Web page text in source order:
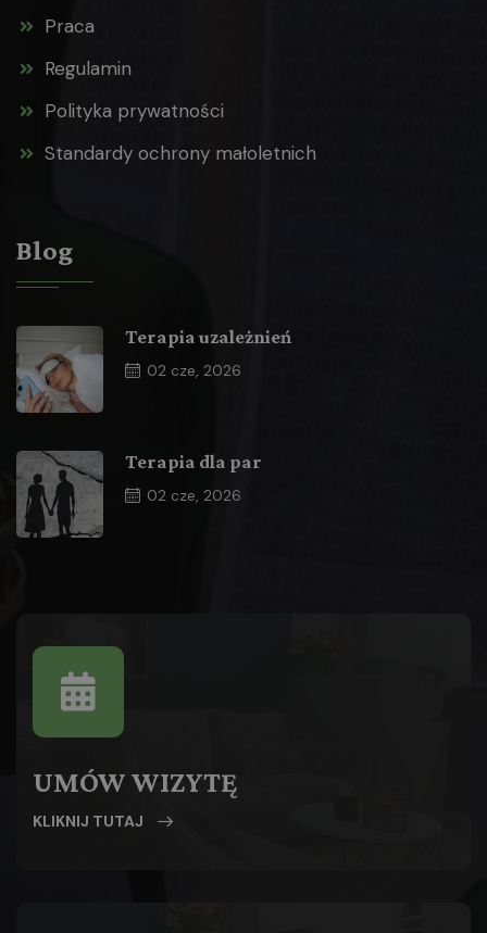
Praca
Regulamin
Polityka prywatności
Standardy ochrony małoletnich
Blog
Terapia uzależnień
02 cze, 2026
Terapia dla par
02 cze, 2026
UMÓW WIZYTĘ
KLIKNIJ TUTAJ